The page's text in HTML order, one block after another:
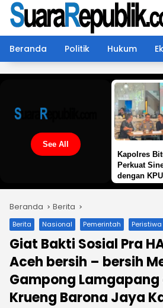
Langsung
konten
Beranda
Politik Hukum
See All
Kapolres
Perkuat
dengan
Berkualitas
Beranda Berita
Berita Nasional Pemerintah Peristiwa
Giat Bakti Sosial Pra
Aceh bersih – bersih
Gampong Lamgapang
Krueng Barona Jaya